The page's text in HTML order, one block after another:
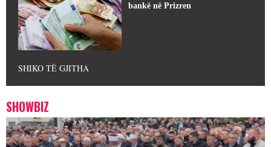
bankë në Prizren
SHIKO TË GJITHA
SHOWBIZ